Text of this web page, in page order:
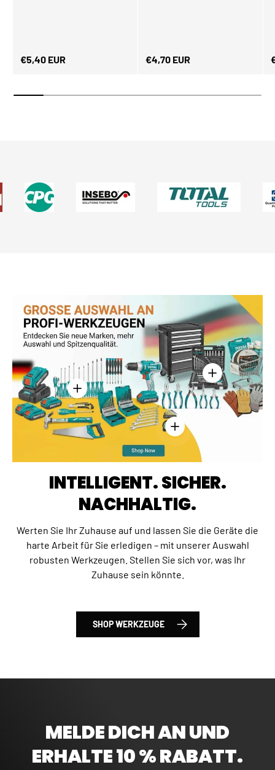
Normaler Preis
€5,40 EUR Normaler Preis
€4,70 EUR
Einzelheiten anzeigen -
Einzelheiten anzeigen -
Einzelheiten
INTELLIGENT. SICHER.
NACHHALTIG.
Werten Sie Ihr Zuhause auf und lassen Sie die Geräte die
harte Arbeit für Sie erledigen – mit unserer Auswahl
robusten Werkzeugen. Stellen Sie sich vor, was Ihr
Zuhause sein könnte.
SHOP WERKZEUGE
MELDE DICH AN UND
ERHALTE 10 % RABATT.